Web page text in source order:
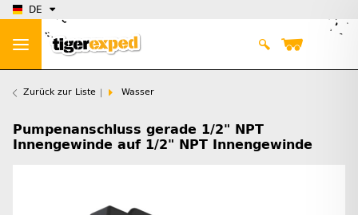
DE
Zurück zur Liste Wasser
Pumpenanschluss gerade 1/2" NPT
Innengewinde auf 1/2" NPT Innengewinde